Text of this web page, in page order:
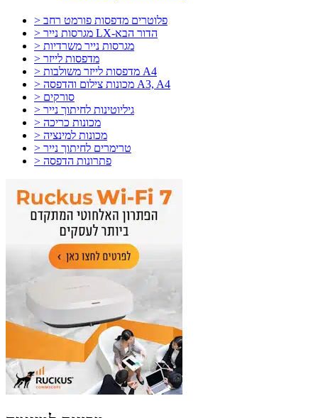
> פלוטרים מדפסות פורמט רחב
> מגרסות נייר LX-הדור הבא
> מגרסות נייר משרדיות
> מדפסות לייזר
> מדפסות לייזר משולבות A4
> מכונות צילום והדפסה A3, A4
> סורקים
> גיליוטינות לחיתוך נייר
> מכונות כריכה
> מכונות למינציה
> טרימרים לחיתוך נייר
> פתרונות הדפסה